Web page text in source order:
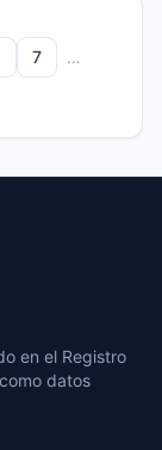
7
…
en el Registro
datos